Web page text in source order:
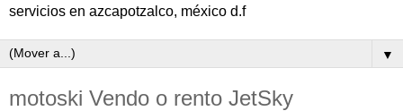
servicios en azcapotzalco, méxico d.f
▼
motoski Vendo o rento JetSky